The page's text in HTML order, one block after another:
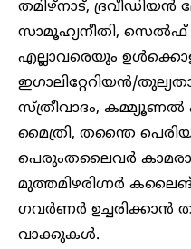
തമിഴ്‌നാട്,
സാമൂഹ്യനീതി, സെൽഫ്
എല്ലാവരെയും
ഇഗാലിറ്റേറിയൻ/
സ്ത്രീവാദം,
മൈത്രി, തന്തൈ
പെരുംതലൈവർ
മുത്തമിഴരിഗ്നർ
ഗവർണർ ഉച്ചരിക്കാൻ
വാക്കുകൾ.